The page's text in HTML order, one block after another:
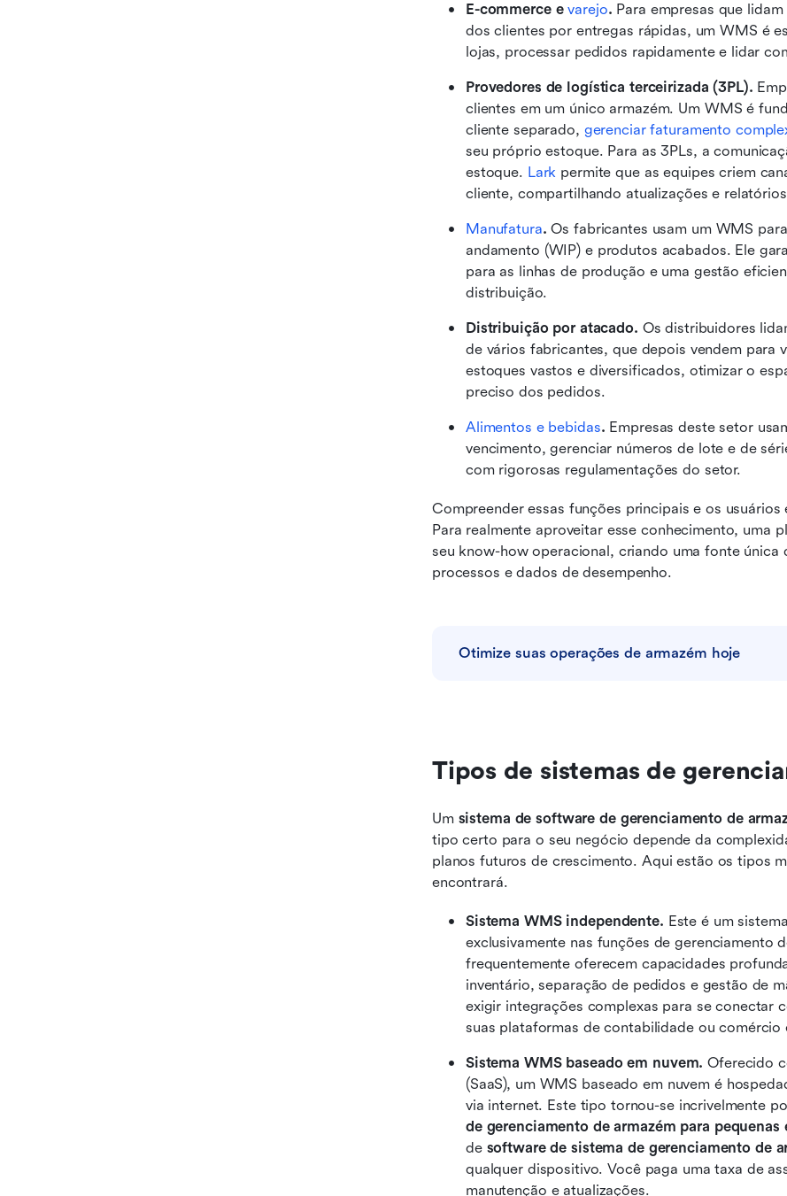
E-commerce e varejo. Para empresas que
dos clientes por entregas rápidas, um WMS é
lojas, processar pedidos rapidamente e lidar
Provedores de logística terceirizada (3PL).
clientes em um único armazém. Um WMS é
cliente separado, gerenciar faturamento
seu próprio estoque. Para as 3PLs, a
estoque. Lark permite que as equipes criem
cliente, compartilhando atualizações e
Manufatura. Os fabricantes usam um WMS
andamento (WIP) e produtos acabados. Ele
para as linhas de produção e uma gestão
distribuição.
Distribuição por atacado. Os distribuidores
de vários fabricantes, que depois vendem para
estoques vastos e diversificados, otimizar o
preciso dos pedidos.
Alimentos e bebidas. Empresas deste setor
vencimento, gerenciar números de lote e de
com rigorosas regulamentações do setor.
Compreender essas funções principais e os
Para realmente aproveitar esse conhecimento, uma
seu know-how operacional, criando uma fonte única
processos e dados de desempenho.
Otimize suas operações de armazém hoje
Tipos de sistemas de
Um sistema de software de gerenciamento de
tipo certo para o seu negócio depende da
planos futuros de crescimento. Aqui estão os tipos
encontrará.
Sistema WMS independente. Este é um
exclusivamente nas funções de gerenciamento
frequentemente oferecem capacidades
inventário, separação de pedidos e gestão de
exigir integrações complexas para se conectar
suas plataformas de contabilidade ou comércio
Sistema WMS baseado em nuvem. Oferecido
(SaaS), um WMS baseado em nuvem é
via internet. Este tipo tornou-se incrivelmente
de gerenciamento de armazém para pequenas
de software de sistema de gerenciamento de
qualquer dispositivo. Você paga uma taxa de
manutenção e atualizações.